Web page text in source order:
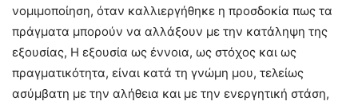
νομιμοποίηση, όταν καλλιεργήθηκε η προσδοκία πως τα
πράγματα μπορούν να αλλάξουν με την κατάληψη της
εξουσίας, Η εξουσία ως έννοια, ως στόχος και ως
πραγματικότητα, είναι κατά τη γνώμη μου, τελείως
ασύμβατη με την αλήθεια και με την ενεργητική στάση,